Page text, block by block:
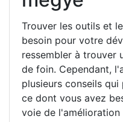
Trouver les outils et
besoin pour votre
ressembler à trouver
de foin. Cependant,
plusieurs conseils
ce dont vous avez
voie de l'amélioration